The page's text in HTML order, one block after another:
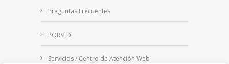
Preguntas Frecuentes
PQRSFD
Servicios / Centro de Atención Web